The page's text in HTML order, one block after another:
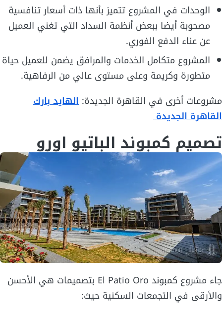
الوحدات في المشروع تتميز بأنها ذات أسعار تنافسية
مصحوبة أيضا ببعض أنظمة السداد التي تغني العميل
عن عناء الدفع الفوري.
المشروع متكامل الخدمات والمرافق يضمن للعميل حياة
متطورة وكريمة وعلى مستوى عالي من الرفاهية.
مشروعات أخرى في القاهرة الجديدة: الهايد بارك
القاهرة الجديدة
تصميم كمبوند الباتيو اورو
جاء مشروع كمبوند El Patio Oro بتصميمات هي الأحسن
والأرقى في التجمعات السكنية حيث: